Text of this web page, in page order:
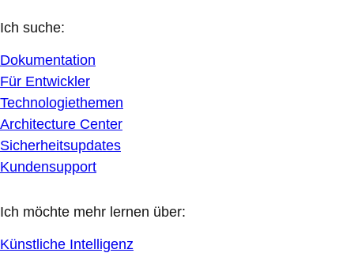
Ich suche:
Dokumentation
Für Entwickler
Technologiethemen
Architecture Center
Sicherheitsupdates
Kundensupport
Ich möchte mehr lernen über:
Künstliche Intelligenz